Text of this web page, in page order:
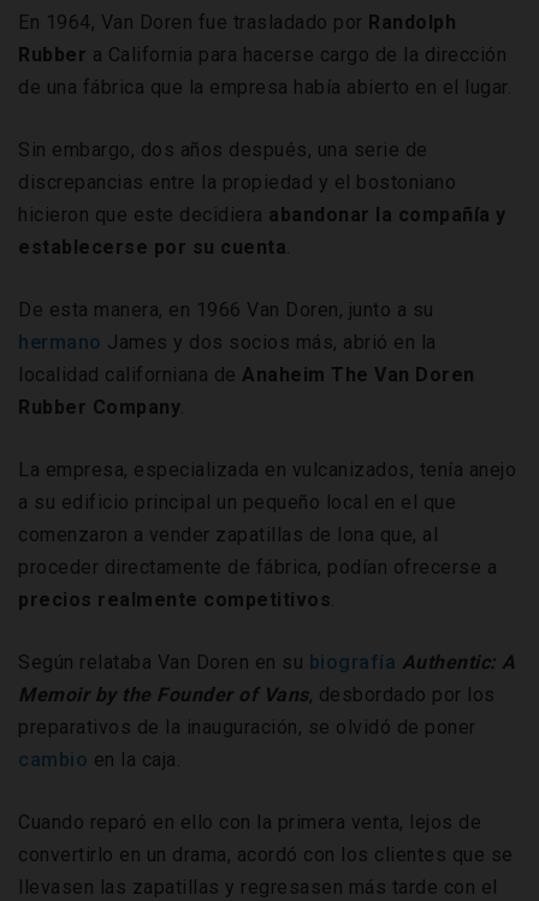
En 1964, Van Doren fue trasladado por Randolph
Rubber a California para hacerse cargo de la dirección
de una fábrica que la empresa había abierto en el lugar.
Sin embargo, dos años después, una serie de
discrepancias entre la propiedad y el bostoniano
hicieron que este decidiera abandonar la compañía y
establecerse por su cuenta.
De esta manera, en 1966 Van Doren, junto a su
hermano James y dos socios más, abrió en la
localidad californiana de Anaheim The Van Doren
Rubber Company.
La empresa, especializada en vulcanizados, tenía anejo
a su edificio principal un pequeño local en el que
comenzaron a vender zapatillas de lona que, al
proceder directamente de fábrica, podían ofrecerse a
precios realmente competitivos.
Según relataba Van Doren en su biografía Authentic: A
Memoir by the Founder of Vans, desbordado por los
preparativos de la inauguración, se olvidó de poner
cambio en la caja.
Cuando reparó en ello con la primera venta, lejos de
convertirlo en un drama, acordó con los clientes que se
llevasen las zapatillas y regresasen más tarde con el